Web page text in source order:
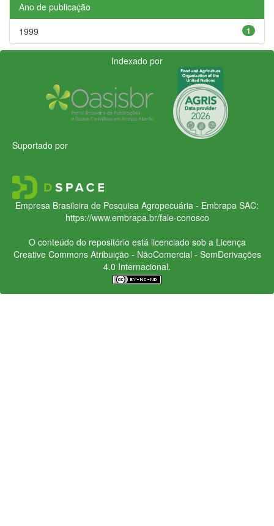
Ano de publicação
1
1999
Indexado por
Suportado por
Empresa Brasileira de Pesquisa Agropecuária - Embrapa SAC:
https://www.embrapa.br/fale-conosco
O conteúdo do repositório está licenciado sob a Licença
Creative CommonsAtribuição - NãoComercial - SemDerivações
4.0 Internacional.